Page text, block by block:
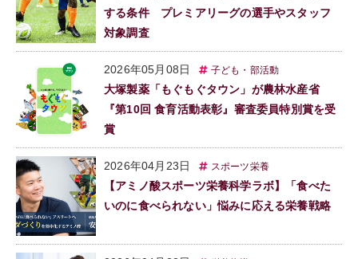
する条件 プレミアリーグの選手やスタッフ
対象調査
2026年05月08日 子ども・部活動
大塚製薬「もぐもぐタウン」が農林水産省
『第10回 食育活動表彰』審査委員特別賞を受
賞
2026年04月23日 スポーツ栄養
【アミノ酸スポーツ栄養科学ラボ】「食べた
いのに食べられない」悩みに応える栄養戦略